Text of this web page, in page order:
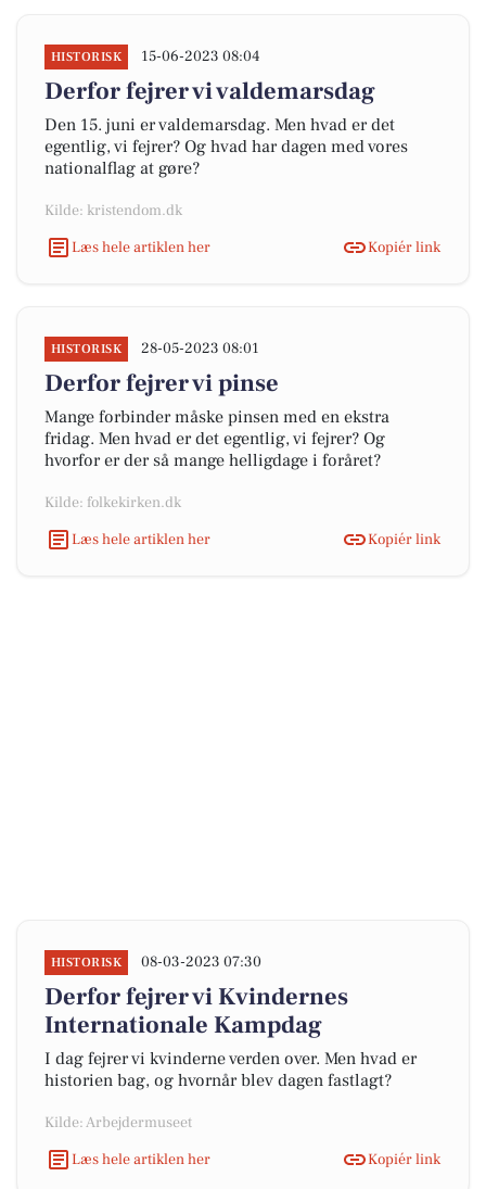
HISTORISK 15-06-2023 08:04
Derfor fejrer vi valdemarsdag
Den 15. juni er valdemarsdag. Men hvad er det
egentlig, vi fejrer? Og hvad har dagen med vores
nationalflag at gøre?
Kilde: kristendom.dk
Læs hele artiklen her
Kopiér link
HISTORISK 28-05-2023 08:01
Derfor fejrer vi pinse
Mange forbinder måske pinsen med en ekstra
fridag. Men hvad er det egentlig, vi fejrer? Og
hvorfor er der så mange helligdage i foråret?
Kilde: folkekirken.dk
Læs hele artiklen her
Kopiér link
HISTORISK 08-03-2023 07:30
Derfor fejrer vi Kvindernes
Internationale Kampdag
I dag fejrer vi kvinderne verden over. Men hvad er
historien bag, og hvornår blev dagen fastlagt?
Kilde: Arbejdermuseet
Læs hele artiklen her
Kopiér link